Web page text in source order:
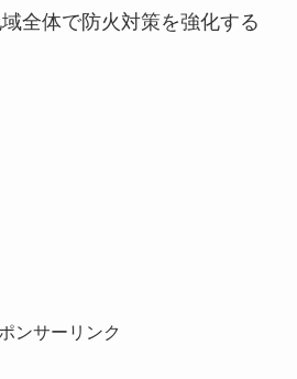
全体で防火対策を強化する
ンサーリンク